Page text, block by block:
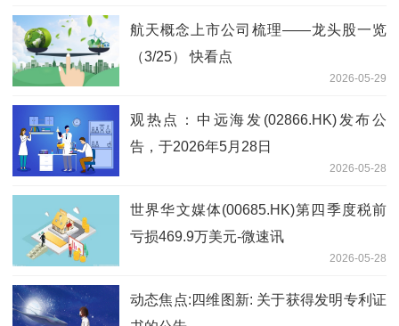
航天概念上市公司梳理——龙头股一览
（3/25） 快看点
2026-05-29
观热点：中远海发(02866.HK)发布公
告，于2026年5月28日
2026-05-28
世界华文媒体(00685.HK)第四季度税前
亏损469.9万美元-微速讯
2026-05-28
动态焦点:四维图新: 关于获得发明专利证